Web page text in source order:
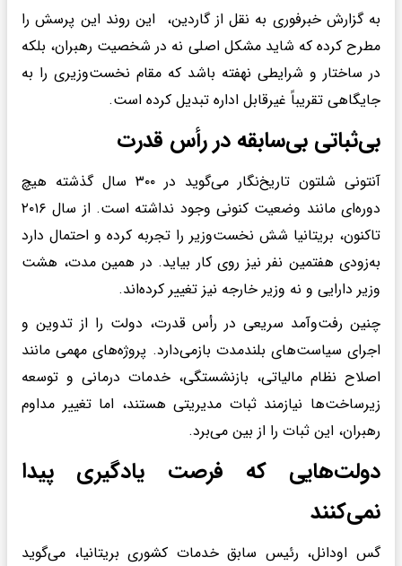
به گزارش خبرفوری به نقل از گاردین، این روند این پرسش را
مطرح کرده که شاید مشکل اصلی نه در شخصیت رهبران، بلکه
در ساختار و شرایطی نهفته باشد که مقام نخست‌وزیری را به
جایگاهی تقریباً غیرقابل اداره تبدیل کرده است.
بی‌ثباتی بی‌سابقه در رأس قدرت
آنتونی شلتون تاریخ‌نگار می‌گوید در ۳۰۰ سال گذشته هیچ
دوره‌ای مانند وضعیت کنونی وجود نداشته است. از سال ۲۰۱۶
تاکنون، بریتانیا شش نخست‌وزیر را تجربه کرده و احتمال دارد
به‌زودی هفتمین نفر نیز روی کار بیاید. در همین مدت، هشت
وزیر دارایی و نه وزیر خارجه نیز تغییر کرده‌اند.
چنین رفت‌وآمد سریعی در رأس قدرت، دولت را از تدوین و
اجرای سیاست‌های بلندمدت بازمی‌دارد. پروژه‌های مهمی مانند
اصلاح نظام مالیاتی، بازنشستگی، خدمات درمانی و توسعه
زیرساخت‌ها نیازمند ثبات مدیریتی هستند، اما تغییر مداوم
رهبران، این ثبات را از بین می‌برد.
دولت‌هایی که فرصت یادگیری پیدا
نمی‌کنند
گس اودانل، رئیس سابق خدمات کشوری بریتانیا، می‌گوید